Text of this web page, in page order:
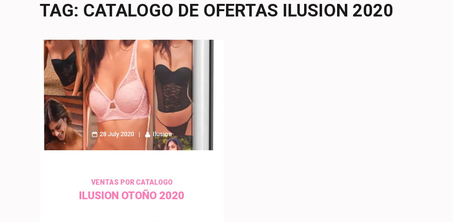
TAG: CATALOGO DE OFERTAS ILUSION 2020
28 July 2020 Ilusion
VENTAS POR CATALOGO
ILUSION OTOÑO 2020